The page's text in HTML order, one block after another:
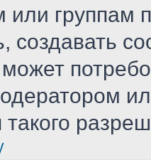
или группам
создавать